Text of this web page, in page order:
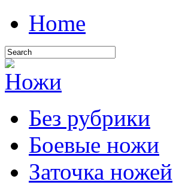
Home
Без рубрики
Боевые ножи
Заточка ножей